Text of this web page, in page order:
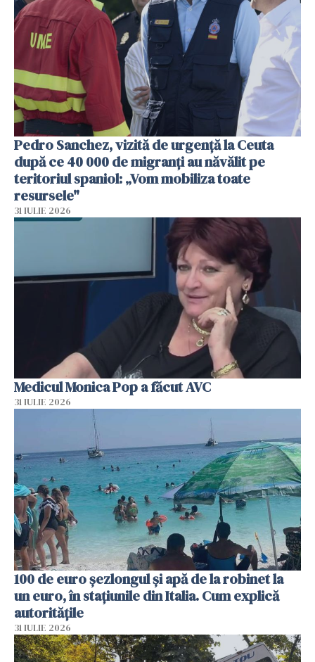
Pedro Sanchez, vizită de urgență la Ceuta
după ce 40 000 de migranți au năvălit pe
teritoriul spaniol: „Vom mobiliza toate
resursele"
31 IULIE 2026
Medicul Monica Pop a făcut AVC
31 IULIE 2026
100 de euro șezlongul și apă de la robinet la
un euro, în stațiunile din Italia. Cum explică
autoritățile
31 IULIE 2026